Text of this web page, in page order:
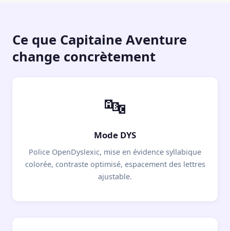
Ce que Capitaine Aventure
change concrètement
🔤
Mode DYS
Police OpenDyslexic, mise en évidence syllabique
colorée, contraste optimisé, espacement des lettres
ajustable.